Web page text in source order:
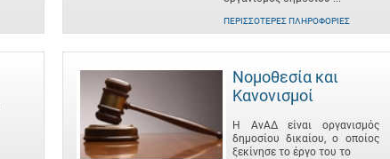
ΠΕΡΙΣΣΌΤΕΡΕΣ ΠΛΗΡΟΦΟΡΊΕΣ
Νομοθεσία και
Κανονισμοί
Η ΑνΑΔ είναι οργανισμός
δημοσίου δικαίου, ο οποίος
ξεκίνησε το έργο του το